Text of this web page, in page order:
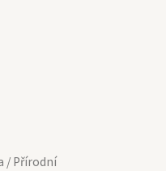
/ Přírodní